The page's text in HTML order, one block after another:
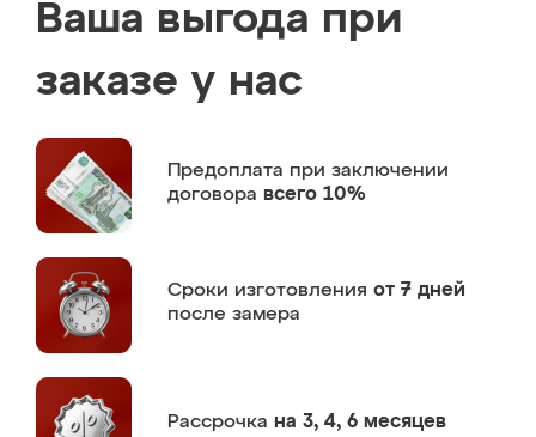
Ваша выгода при
заказе у нас
Предоплата при заключении
договора всего 10%
Сроки изготовления от 7 дней
после замера
Рассрочка на 3, 4, 6 месяцев